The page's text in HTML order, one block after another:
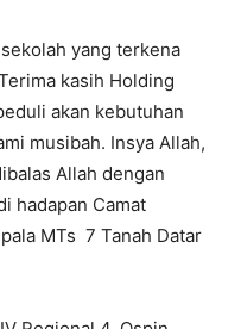
yang terkena
kasih Holding
akan kebutuhan
musibah. Insya Allah,
Allah dengan
hadapan Camat
MTs 7 Tanah Datar